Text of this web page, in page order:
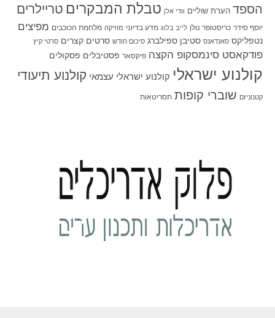
הספד הערת שוליים וודי אלן טבלת המבקרים טריילרים
יוסף סידר כריסטופר נולן לייב בלוג מדע בדיוני מוזיקה מלחמת הכוכבים מפיצים
נטפליקס סאנדאנס סטיבן ספילברג סיכום חודש סרטים קצרים סרטי קיץ
פודקאסט סינמסקופ הקצה פיקסאר פסטיבלים פסקולים
קולנוע ישראלי קולנוע ישראלי עצמאי קולנוע תיעודי
קטנוניזם שוברי קופות תסריטאות